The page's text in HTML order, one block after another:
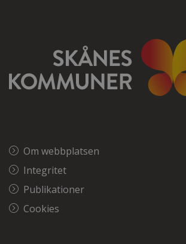
Om webbplatsen
Integritet
Publikationer
Cookies